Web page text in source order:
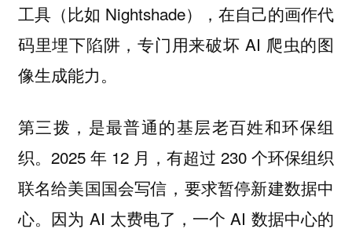
工具（比如 Nightshade），在自己的画作代
码里埋下陷阱，专门用来破坏 AI 爬虫的图
像生成能力。
第三拨，是最普通的基层老百姓和环保组
织。2025 年 12 月，有超过 230 个环保组织
联名给美国国会写信，要求暂停新建数据中
心。因为 AI 太费电了，一个 AI 数据中心的